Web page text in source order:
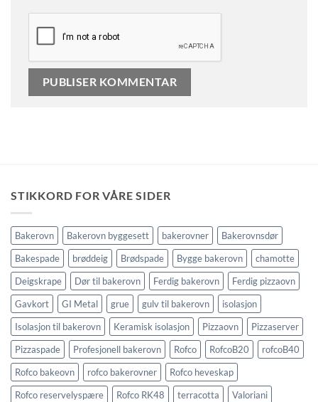
STIKKORD FOR VÅRE SIDER
Bakerovn Bakerovn byggesett bakerovner
Bakerovnsdør
Bakespade
brøddeig Brødspade Bygge bakerovn
chamotte
Deigskrape
Dør til bakerovn Ferdig bakerovn
Ferdig pizzaovn
Gavkort
GI Metal grue gulv til bakerovn
isolasjon
Isolasjon til bakerovn
Keramisk isolasjon Pizzaovn
Pizzaserver
Pizzaspade
Profesjonell bakerovn Rofco RofcoB20
rofcoB40
Rofco bakeovn
rofco bakerovner
Rofco heveskap
Rofco reservelyspære
Rofco RK48 terracotta
Valoriani